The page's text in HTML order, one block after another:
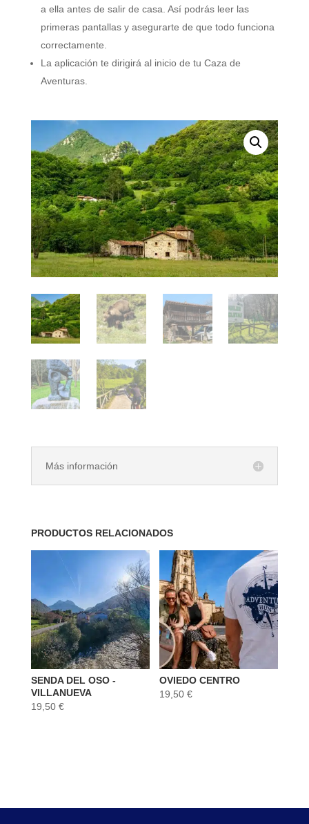
a ella antes de salir de casa. Así podrás leer las
primeras pantallas y asegurarte de que todo funciona
correctamente.
La aplicación te dirigirá al inicio de tu Caza de
Aventuras.
Más información
PRODUCTOS RELACIONADOS
SENDA DEL OSO -
VILLANUEVA
19,50 €
OVIEDO CENTRO
19,50€